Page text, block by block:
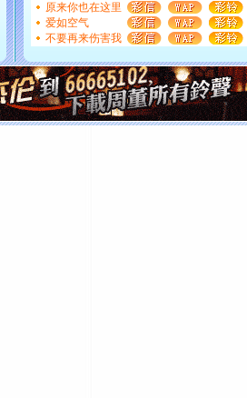
都要快乐噢!
[圣诞节]奉上一颗祝福的心,在这个特别的日子里,愿
如意,快乐,鲜花,一切美好的祝愿与你同在.圣诞快乐!
旦]看到你我会触电；看不到你我要充电；没有
电。爱你是我职业，想你是我事业，抱你是我特
是我专业！水晶之恋祝你新年快乐
旦]如果上天让我许三个愿望，一是今生今世和
原来你也在这里
爱如空气
不要再来伤害我